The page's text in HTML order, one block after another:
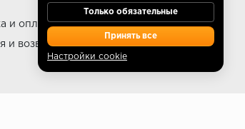
и оплата
и возврат
Только обязательные
Принять все
Настройки cookie